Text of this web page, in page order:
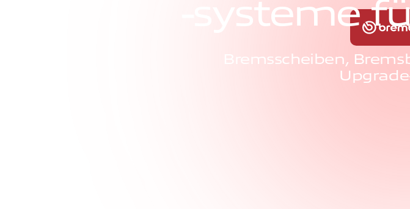
steme f
Bremsscheiben,